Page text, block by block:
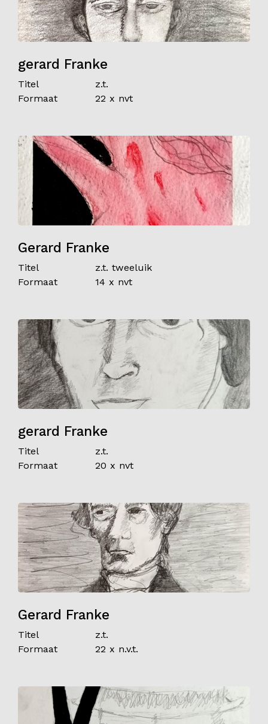
gerard Franke
Titel
z.t.
Formaat
22 x nvt
Gerard Franke
Titel
z.t. tweeluik
Formaat
14 x nvt
gerard Franke
Titel
z.t.
Formaat
20 x nvt
Gerard Franke
Titel
z.t.
Formaat
22 x n.v.t.